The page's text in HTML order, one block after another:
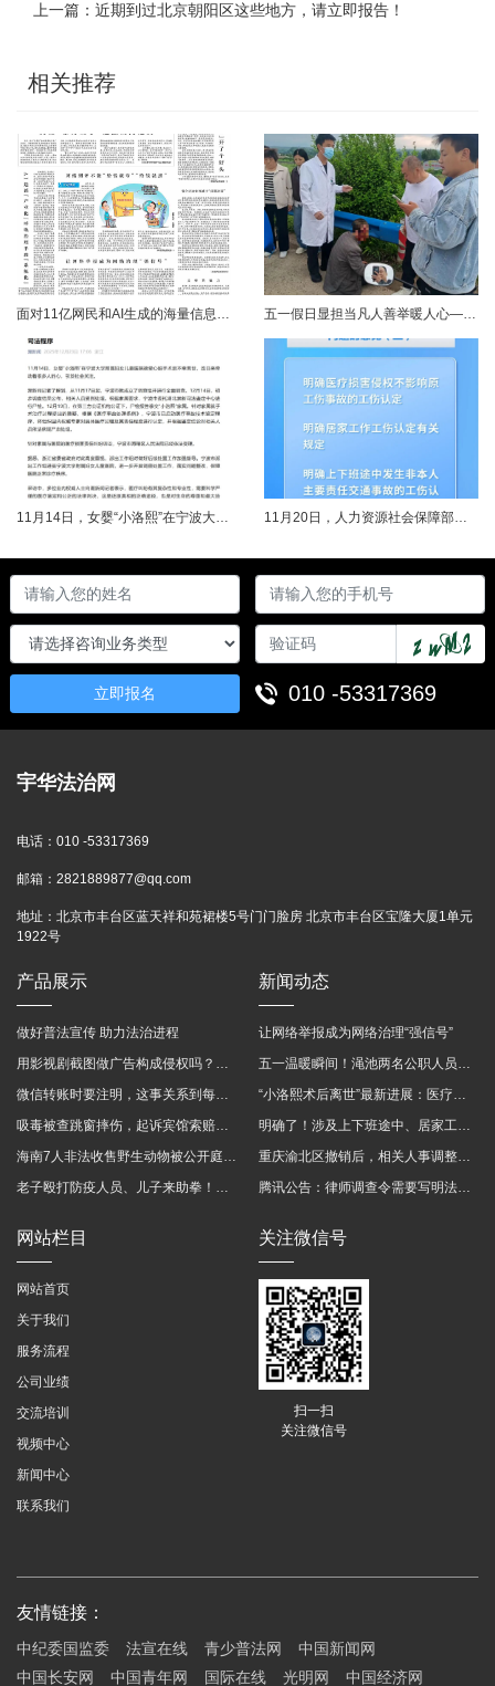
上一篇： 近期到过北京朝阳区这些地方，请立即报告！
相关推荐
11月14日，女婴“小洛熙”在宁波大学附属妇女儿童医院接受心脏手术后不幸离世，连日来牵动着很多人的心，引发社会关注。记者了解到，从11月17日起，宁波市就成立了调查组并进行全面调查。12月14日，初步调查结果公布，相关人员受到处理。根据家属要求，宁波市委托湖北崇新司法鉴定中心进行尸检。12月19日，在第三方公证机构公证下，尸检报告移交“小洛熙”家属。针对家属就手术治疗过程提出的质疑，根据《医疗事故...... 11月20日，人力资源社会保障部对外发布关于执行《工伤保险条例》若干问题的意见（三），进一步解决工伤保险实践问题，更好保障职工和用人单位合法权益。意见（三）明确职工工伤医疗救治中受到医疗侵权、居家工作、上下班途中发生非本人主要责任交通事故等5类情形工伤认定及认定依据。其中包括：职工因工作原因受到事故伤害或患职业病，在治疗过程中，医疗机构的医疗侵权并不影响原工伤事故或职业病的工伤认定；按照单位安排居......
立即报名 010 -53317369
宇华法治网
电话： 010 -53317369
邮箱： 2821889877@qq.com
地址： 北京市丰台区蓝天祥和苑裙楼5号门门脸房 北京市丰台区宝隆大厦1单元
1922号
产品展示
做好普法宣传 助力法治进程
用影视剧截图做广告构成侵权吗？法院这样判
微信转账时要注明，这事关系到每个人……
吸毒被查跳窗摔伤，起诉宾馆索赔，法院这样判！
海南7人非法收售野生动物被公开庭审 涉案金额2100多万
老子殴打防疫人员、儿子来助拳！均被判刑
新闻动态
让网络举报成为网络治理“强信号”
五一温暖瞬间！渑池两名公职人员，路遇车祸挺身而出
“小洛熙术后离世”最新进展：医疗事故鉴定已启动
明确了！涉及上下班途中、居家工作等，这些情形可认定工伤→
重庆渝北区撤销后，相关人事调整再披露
腾讯公告：律师调查令需要写明法官手机号，2025年12月31日后施行
网站栏目
网站首页
关于我们
服务流程
公司业绩
交流培训
视频中心
新闻中心
联系我们
关注微信号
扫一扫
关注微信号
友情链接：
中纪委国监委 法宣在线 青少普法网
中国新闻网
中国长安网
中国青年网 国际在线 光明网 中国经济网